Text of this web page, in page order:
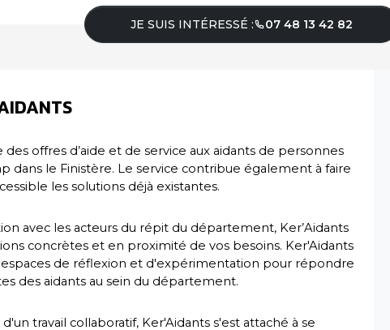
JE SUIS INTÉRESSÉ : 07 48 13 42 82
offres d’aide et de service aux aidants de personnes
dans le Finistère. Le service contribue également à faire
les solutions déjà existantes.
avec les acteurs du répit du département, Ker’Aidants
concrètes et en proximité de vos besoins. Ker'Aidants
de réflexion et d'expérimentation pour répondre
des aidants au sein du département.
travail collaboratif, Ker'Aidants s'est attaché à se